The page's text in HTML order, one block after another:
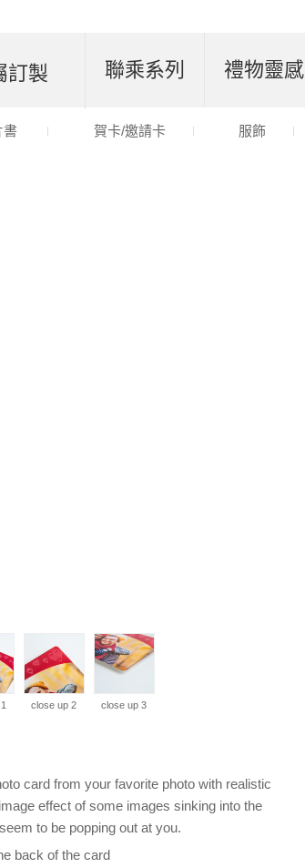
close up 2 close up 3
card from your favorite photo with realistic
effect of some images sinking into the
to be popping out at you.
back of the card
訂製 聯乘系列 禮物靈感
書 賀卡/邀請卡 服飾